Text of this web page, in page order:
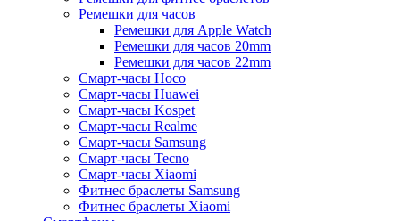
Ремешки для часов
Ремешки для Apple Watch
Ремешки для часов 20mm
Ремешки для часов 22mm
Смарт-часы Hoco
Смарт-часы Huawei
Смарт-часы Kospet
Смарт-часы Realme
Смарт-часы Samsung
Смарт-часы Tecno
Смарт-часы Xiaomi
Фитнес браслеты Samsung
Фитнес браслеты Xiaomi